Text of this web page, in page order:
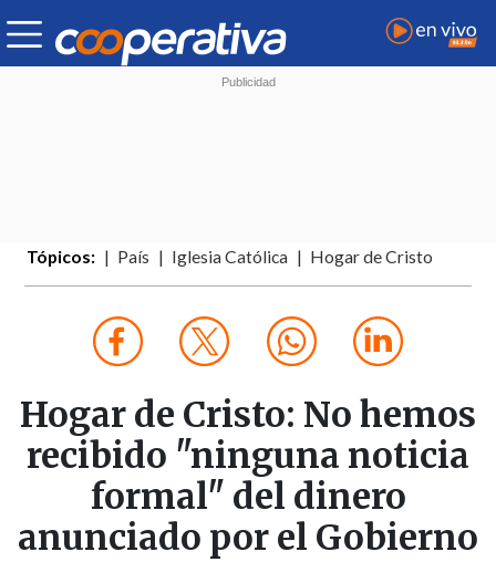
Tópicos: País Iglesia Católica Hogar de Cristo
Hogar de Cristo: No hemos
recibido "ninguna noticia
formal" del dinero
anunciado por el Gobierno